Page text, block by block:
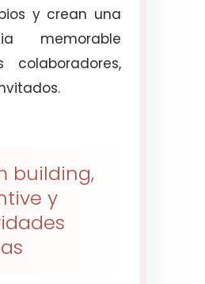
y crean una
memorable
colaboradores,
building,
y